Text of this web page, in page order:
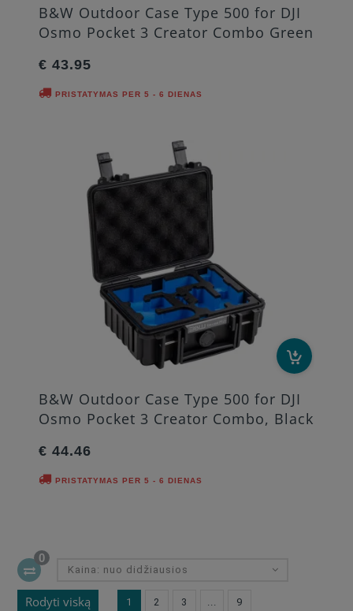
B&W Outdoor Case Type 500 for DJI
Osmo Pocket 3 Creator Combo Green
€ 43.95
PRISTATYMAS PER 5 - 6 DIENAS
B&W Outdoor Case Type 500 for DJI
Osmo Pocket 3 Creator Combo, Black
€ 44.46
PRISTATYMAS PER 5 - 6 DIENAS
0
Kaina: nuo didžiausios
Rodyti viską 1 2 3 ... 9